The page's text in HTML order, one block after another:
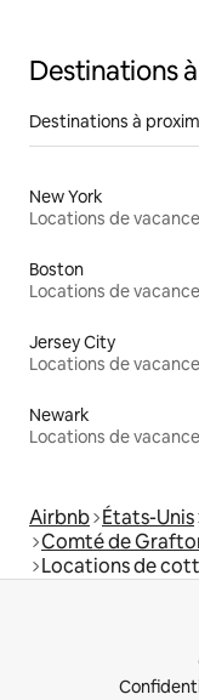
Destinations
Destinations à
New York
Locations de
Boston
Locations de
Jersey City
Locations de
Newark
Locations de
Airbnb États-Unis
Comté de
Locations de